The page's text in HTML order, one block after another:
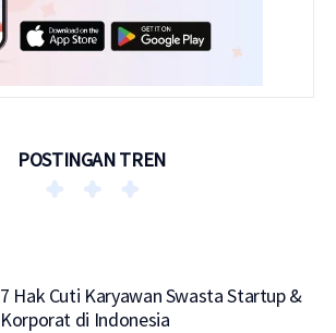
POSTINGAN TREN
7 Hak Cuti Karyawan Swasta Startup &
Korporat di Indonesia